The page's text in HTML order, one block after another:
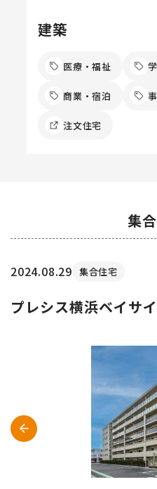
建築
医療・福祉
商業・宿泊
注文住宅
集
2024.08.29 集合住宅
プレシス横浜ベイサ